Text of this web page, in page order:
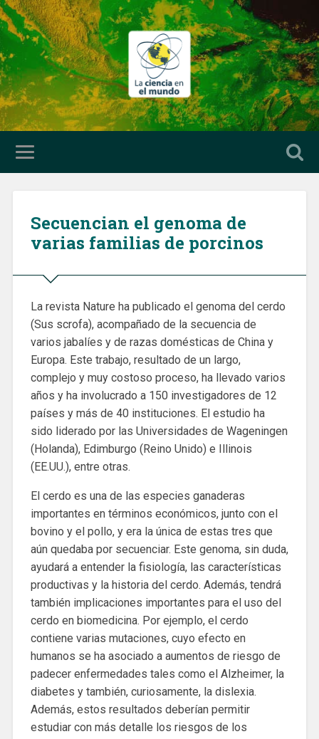
Secuencian el genoma de
varias familias de porcinos
La revista Nature ha publicado el genoma del cerdo
(Sus scrofa), acompañado de la secuencia de
varios jabalíes y de razas domésticas de China y
Europa. Este trabajo, resultado de un largo,
complejo y muy costoso proceso, ha llevado varios
años y ha involucrado a 150 investigadores de 12
países y más de 40 instituciones. El estudio ha
sido liderado por las Universidades de Wageningen
(Holanda), Edimburgo (Reino Unido) e Illinois
(EE.UU.), entre otras.
El cerdo es una de las especies ganaderas
importantes en términos económicos, junto con el
bovino y el pollo, y era la única de estas tres que
aún quedaba por secuenciar. Este genoma, sin duda,
ayudará a entender la fisiología, las características
productivas y la historia del cerdo. Además, tendrá
también implicaciones importantes para el uso del
cerdo en biomedicina. Por ejemplo, el cerdo
contiene varias mutaciones, cuyo efecto en
humanos se ha asociado a aumentos de riesgo de
padecer enfermedades tales como el Alzheimer, la
diabetes y también, curiosamente, la dislexia.
Además, estos resultados deberían permitir
estudiar con más detalle los riesgos de los